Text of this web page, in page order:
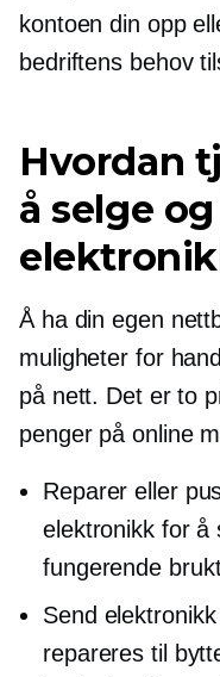
kontoen din opp
bedriftens behov
Hvordan
å selge
Å ha din egen
muligheter for
på nett. Det er to
penger på online
Reparer eller
elektronikk for å
fungerende
Send
repareres til